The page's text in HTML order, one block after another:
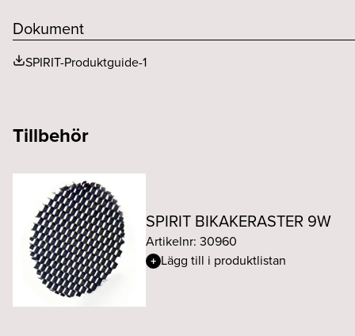
Dokument
SPIRIT-Produktguide-1
Tillbehör
SPIRIT BIKAKERASTER 9W
Artikelnr: 30960
Lägg till i produktlistan